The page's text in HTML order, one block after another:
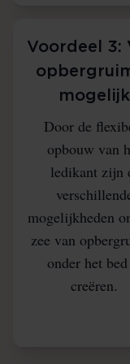
Voordeel 3:
mogelijk
Door de
opbouw van
ledikant zijn
mogelijkheden
zee van
onder het
creëren.